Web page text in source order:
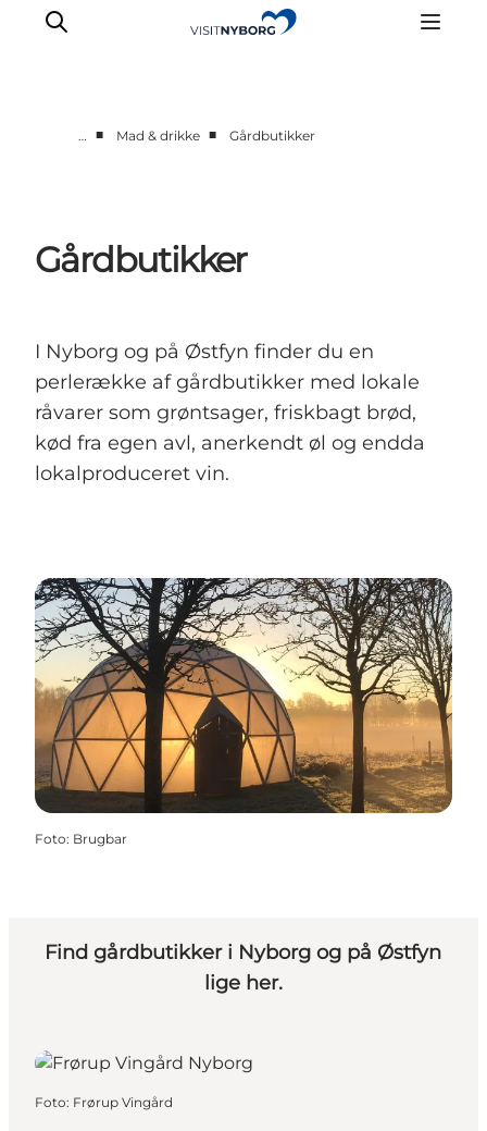
Det sker i Nyborg
Sprogø
Book & køb
… ■ Mad & drikke ■ Gårdbutikker
Gårdbutikker
I Nyborg og på Østfyn finder du en
perlerække af gårdbutikker med lokale
råvarer som grøntsager, friskbagt brød,
kød fra egen avl, anerkendt øl og endda
lokalproduceret vin.
Foto: Brugbar
Find gårdbutikker i Nyborg og på Østfyn
lige her.
Foto: Frørup Vingård